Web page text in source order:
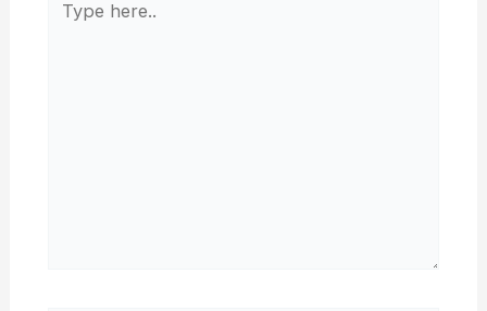
here..